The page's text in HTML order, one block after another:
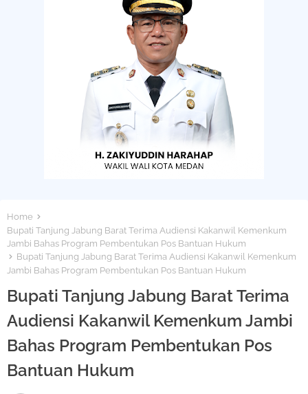
Home
Bupati Tanjung Jabung Barat Terima Audiensi Kakanwil Kemenkum
Jambi Bahas Program Pembentukan Pos Bantuan Hukum
Bupati Tanjung Jabung Barat Terima Audiensi Kakanwil Kemenkum
Jambi Bahas Program Pembentukan Pos Bantuan Hukum
Bupati Tanjung Jabung Barat Terima
Audiensi Kakanwil Kemenkum Jambi
Bahas Program Pembentukan Pos
Bantuan Hukum